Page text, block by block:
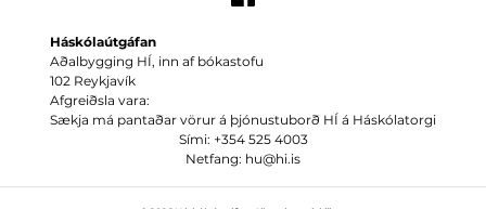
Háskólaútgáfan
Aðalbygging HÍ, inn af bókastofu
102 Reykjavík
Afgreiðsla vara:
Sækja má pantaðar vörur á þjónustuborð HÍ á Háskólatorgi
Sími: +354 525 4003
Netfang: hu@hi.is